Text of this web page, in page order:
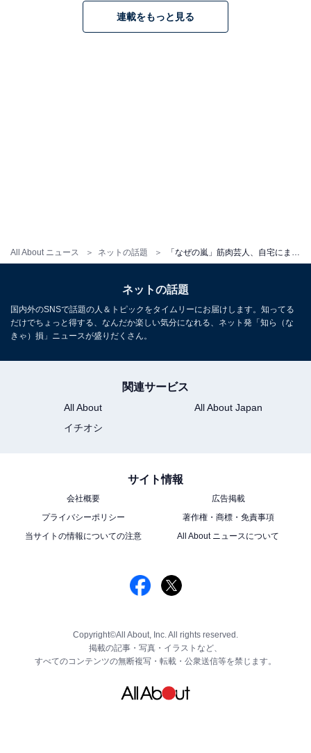
All About ニュース ネットの話題
連載をもっと見る
ネットの話題
国内外のSNSで話題の人＆トピックをタイムリーにお届けします。知ってる
だけでちょっと得する、なんだか楽しい気分になれる、ネット発「知ら（な
きゃ）損」ニュースが盛りだくさん。
関連サービス
All About
All About Japan
イチオシ
サイト情報
会社概要
広告掲載
プライバシーポリシー
著作権・商標・免責事項
当サイトの情報についての注意
All About ニュースについて
Copyright©All About, Inc. All rights reserved.
掲載の記事・写真・イラストなど、
すべてのコンテンツの無断複写・転載・公衆送信等を禁じます。